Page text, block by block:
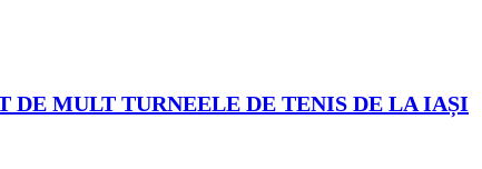
DE MULT TURNEELE DE TENIS DE LA IAȘI